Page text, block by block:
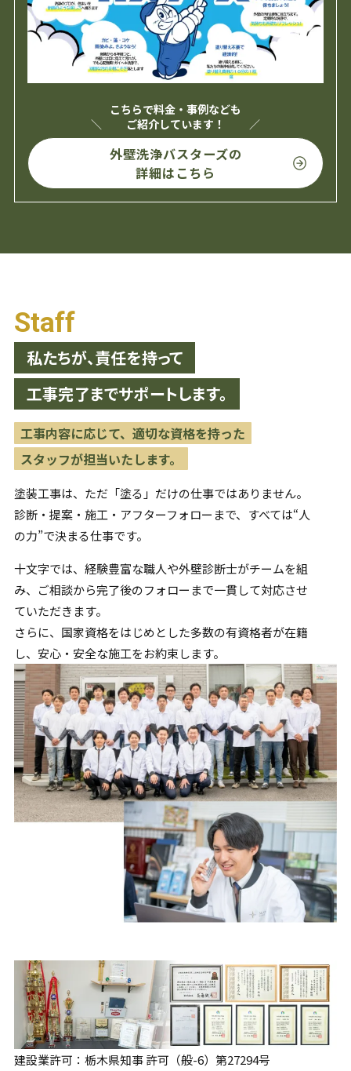
こちらで料金・事例なども
ご紹介しています！
外壁洗浄バスターズの
詳細はこちら
Staff
私たちが、責任を持って
工事完了までサポートします。
工事内容に応じて、適切な資格を持った
スタッフが担当いたします。
塗装工事は、ただ「塗る」だけの仕事ではありません。
診断・提案・施工・アフターフォローまで、すべては“人
の力”で決まる仕事です。
十文字では、経験豊富な職人や外壁診断士がチームを組
み、 ご相談から完了後のフォローまで一貫して対応させ
ていただきます。
さらに、国家資格をはじめとした多数の有資格者が在籍
し、 安心・安全な施工をお約束します。
建設業許可：栃木県知事 許可（般-6）第27294号